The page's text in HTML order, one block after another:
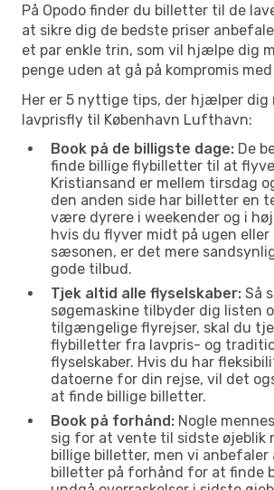
På Opodo finder du billetter til de
at sikre dig de bedste priser
et par enkle trin, som vil hjælpe dig
penge uden at gå på kompromis
Her er 5 nyttige tips, der hjælper dig
lavprisfly til København Lufthavn:
Book på de billigste dage: De
finde billige flybilletter til at
Kristiansand er mellem tirsdag
den anden side har billetter en
være dyrere i weekender og i
hvis du flyver midt på ugen
sæsonen, er det mere
gode tilbud.
Tjek altid alle flyselskaber: Så
søgemaskine tilbyder dig listen
tilgængelige flyrejser, skal du
flybilletter fra lavpris- og
flyselskaber. Hvis du har
datoerne for din rejse, vil det
at finde billige billetter.
Book på forhånd: Nogle
sig for at vente til sidste øjeblik
billige billetter, men vi anbefaler
billetter på forhånd for at finde